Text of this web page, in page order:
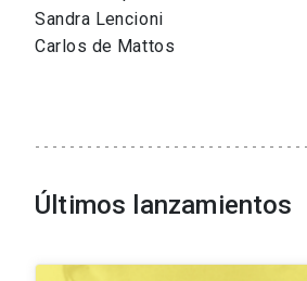
Sandra Lencioni
Carlos de Mattos
Últimos lanzamientos